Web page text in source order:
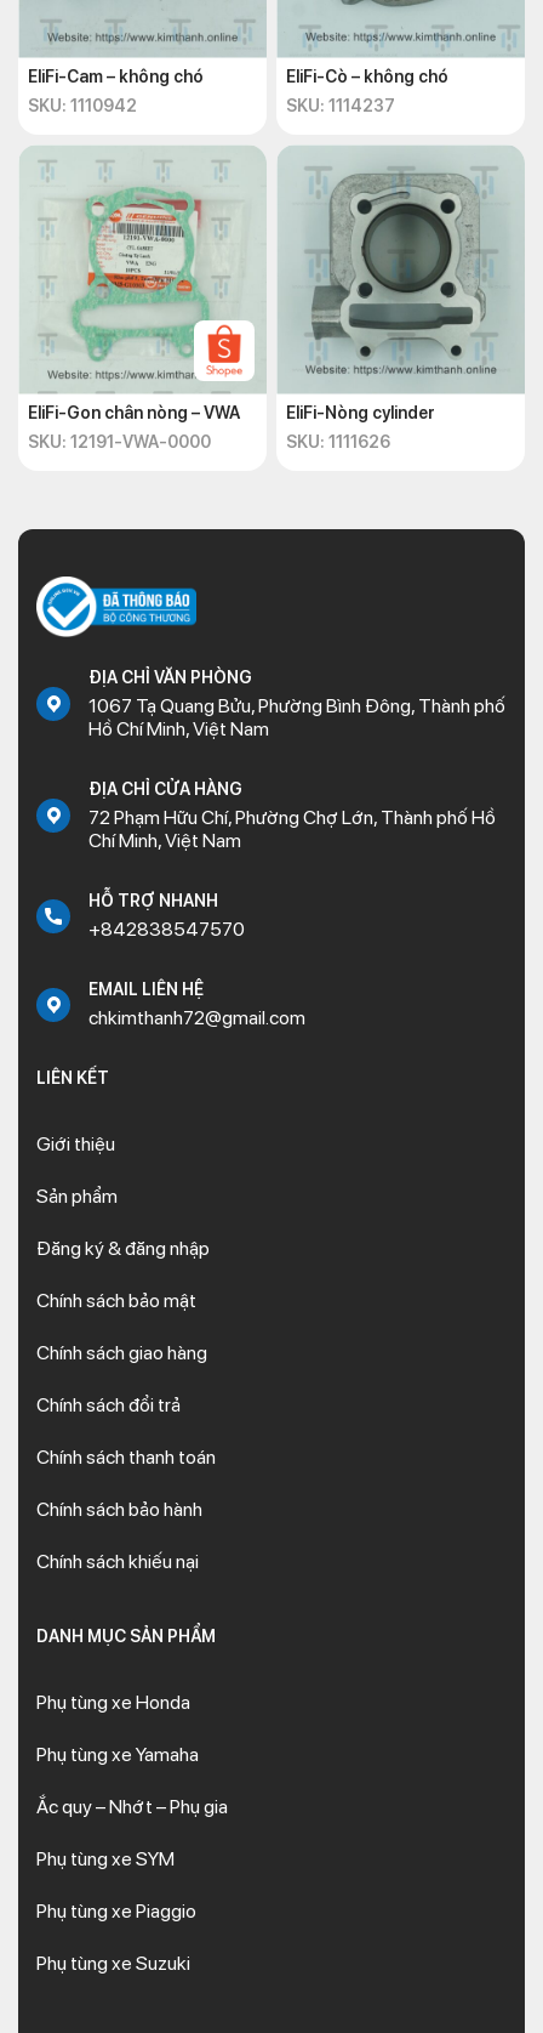
EliFi-Cam – không chó
SKU: 1110942
EliFi-Cò – không chó
SKU: 1114237
EliFi-Gon chân nòng – VWA
SKU: 12191-VWA-0000
EliFi-Nòng cylinder
SKU: 1111626
ĐỊA CHỈ VĂN PHÒNG
1067 Tạ Quang Bửu, Phường Bình Đông, Thành phố
Hồ Chí Minh, Việt Nam
ĐỊA CHỈ CỬA HÀNG
72 Phạm Hữu Chí, Phường Chợ Lớn, Thành phố Hồ
Chí Minh, Việt Nam
HỖ TRỢ NHANH
+842838547570
EMAIL LIÊN HỆ
chkimthanh72@gmail.com
LIÊN KẾT
Giới thiệu
Sản phẩm
Đăng ký & đăng nhập
Chính sách bảo mật
Chính sách giao hàng
Chính sách đổi trả
Chính sách thanh toán
Chính sách bảo hành
Chính sách khiếu nại
DANH MỤC SẢN PHẨM
Phụ tùng xe Honda
Phụ tùng xe Yamaha
Ắc quy – Nhớt – Phụ gia
Phụ tùng xe SYM
Phụ tùng xe Piaggio
Phụ tùng xe Suzuki